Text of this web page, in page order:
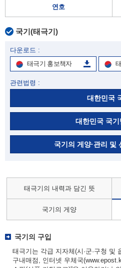
연호
국기(태극기)
다운로드 :
태극기 홍보책자
관련법령 :
대한민국
대한민국 국
국기의 게양·관리 및
태극기의 내력과 담긴 뜻
국기의 게양
국기의 구입
태극기는 각급 지자체(시·군·구청 및
구내매점, 인터넷 우체국